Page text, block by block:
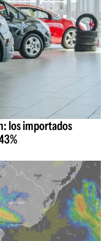
los importados